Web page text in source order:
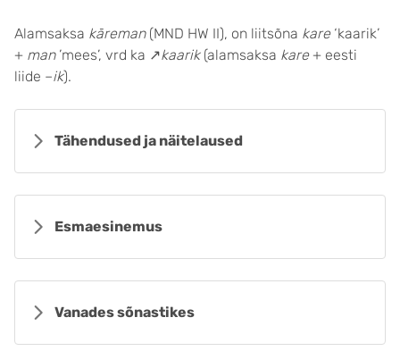
Alamsaksa kāreman (MND HW II), on liitsõna kare ‘kaarik’
+ man’mees’, vrd ka ↗kaarik (alamsaksa kare+ eesti
liide –ik).
Tähendused ja näitelaused
Esmaesinemus
Vanades sõnastikes